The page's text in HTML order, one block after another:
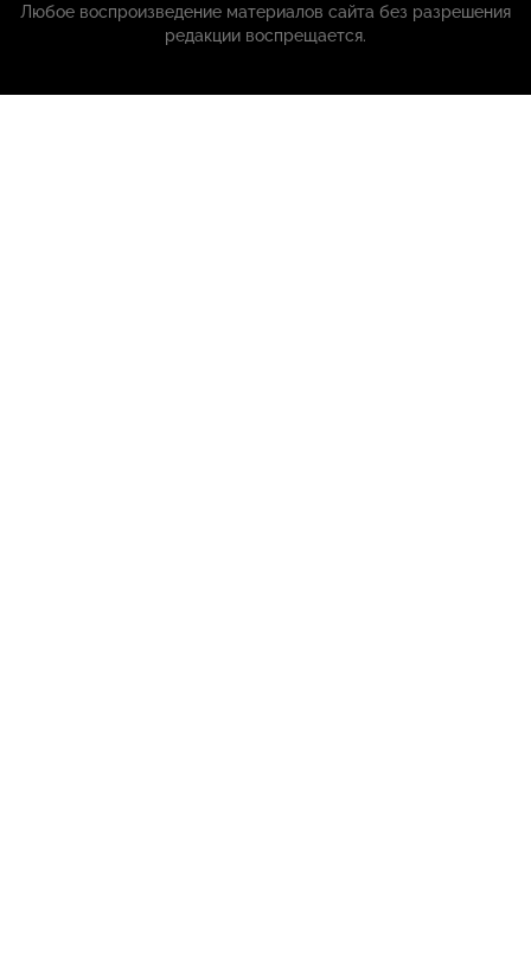
Любое воспроизведение материалов сайта без разрешения
редакции воспрещается.